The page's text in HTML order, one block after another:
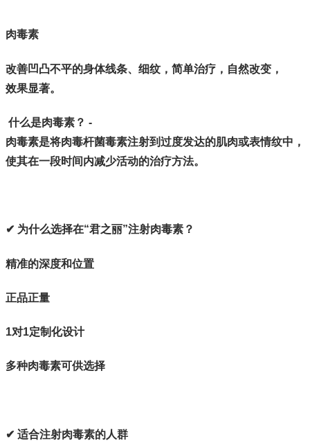
肉毒素
改善凹凸不平的身体线条、细纹，简单治疗，自然改变，
效果显著。
什么是肉毒素？ -
肉毒素是将肉毒杆菌毒素注射到过度发达的肌肉或表情纹中，
使其在一段时间内减少活动的治疗方法。
✔ 为什么选择在“君之丽”注射肉毒素？
精准的深度和位置
正品正量
1对1定制化设计
多种肉毒素可供选择
✔ 适合注射肉毒素的人群